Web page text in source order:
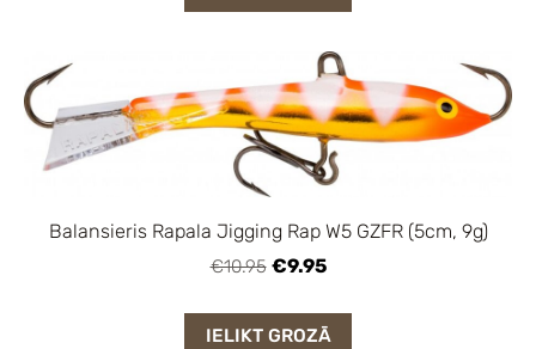
Balansieris Rapala Jigging Rap W5 GZFR (5cm, 9g)
€10.95 €9.95
IELIKT GROZĀ